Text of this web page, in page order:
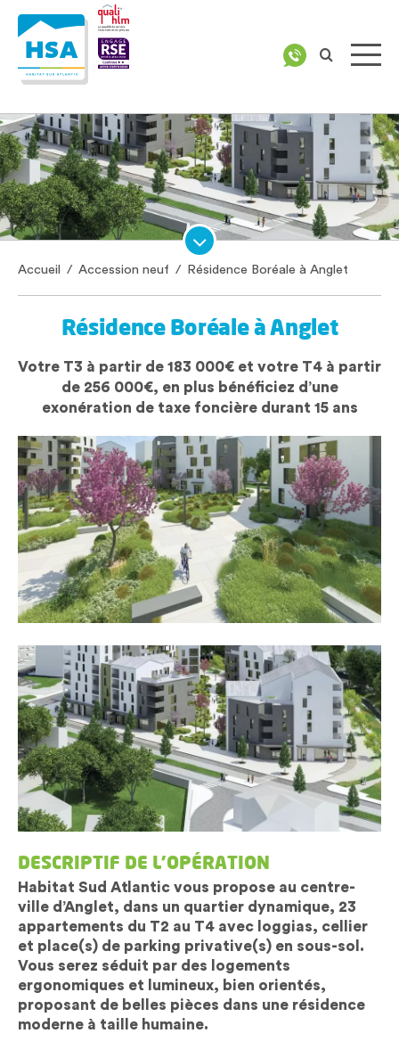
Accueil / Accession neuf / Résidence Boréale à Anglet
Résidence Boréale à Anglet
Votre T3 à partir de 183 000€ et votre T4 à partir
de 256 000€, en plus bénéficiez d’une
exonération de taxe foncière durant 15 ans
DESCRIPTIF DE L’OPÉRATION
Habitat Sud Atlantic vous propose au centre-
ville d’Anglet, dans un quartier dynamique, 23
appartements du T2 au T4 avec loggias, cellier
et place(s) de parking privative(s) en sous-sol.
Vous serez séduit par des logements
ergonomiques et lumineux, bien orientés,
proposant de belles pièces dans une résidence
moderne à taille humaine.